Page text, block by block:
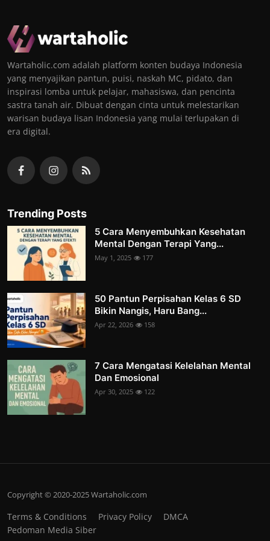
Wartaholic.com adalah platform konten budaya Indonesia
yang menyajikan pantun, puisi, naskah MC, pidato, dan
inspirasi lomba untuk pelajar, mahasiswa, dan pencinta
sastra tanah air. Dibuat dengan cinta untuk melestarikan
warisan budaya lisan Indonesia yang mulai terlupakan di
era digital.
Trending Posts
5 Cara Menyembuhkan Kesehatan
Mental Dengan Terapi Yang...
May 1, 2025 177
50 Pantun Perpisahan Kelas 6 SD
Bikin Nangis, Haru Bang...
Apr 22, 2026 158
7 Cara Mengatasi Kelelahan Mental
Dan Emosional
Apr 30, 2025 122
Copyright © 2020-2025 Wartaholic.com
Terms & Conditions Privacy Policy
DMCA
Pedoman Media Siber